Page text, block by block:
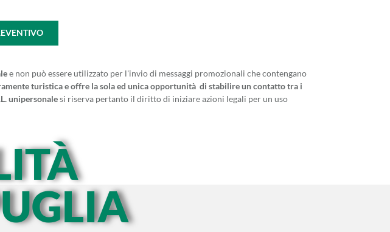
e non può essere utilizzato per l'invio di messaggi promozionali che contengano
turistica e offre la sola ed unica opportunità di stabilire un contatto tra i
unipersonalesi riserva pertanto il diritto di iniziare azioni legali per un uso